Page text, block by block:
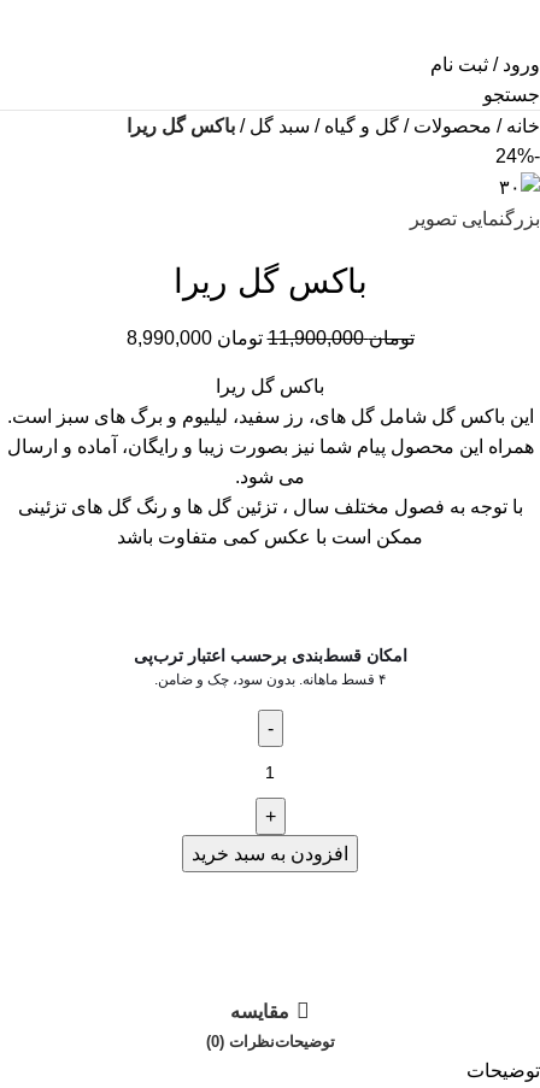
ورود / ثبت نام
جستجو
خانه
محصولات گل و گیاه سبد گل
باکس گل ریرا
-24%
بزرگنمایی تصویر
باکس گل ریرا
تومان11,900,000 تومان 8,990,000
باکس گل ریرا
این باکس گل شامل گل های، رز سفید، لیلیوم و برگ های سبز است.
همراه این محصول پیام شما نیز بصورت زیبا و رایگان، آماده و ارسال
می شود.
با توجه به فصول مختلف سال ، تزئین گل ها و رنگ گل های تزئینی
ممکن است با عکس کمی متفاوت باشد
امکان قسط‌بندی برحسب اعتبار ترب‌پی
۴ قسط ماهانه. بدون سود، چک و ضامن.
افزودن به سبد خرید
مقایسه
توضیحاتنظرات (0)
توضیحات